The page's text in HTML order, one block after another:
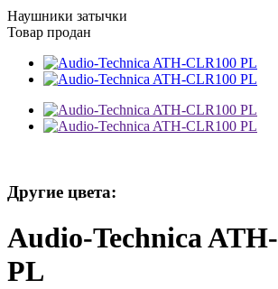
Наушники затычки
Товар продан
Другие цвета:
Audio-Technica
PL